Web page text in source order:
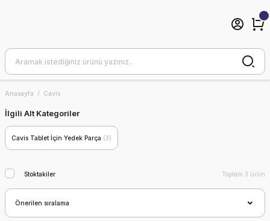
Anasayfa Cavis
İlgili Alt Kategoriler
Cavis Tablet İçin Yedek Parça (3)
Stoktakiler Toplam 3 ürün